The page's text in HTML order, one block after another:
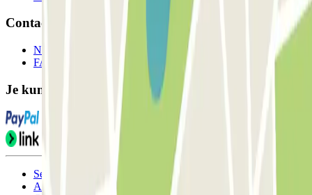
Contact
Neem contact met ons op
FAQ
Je kunt deze betaalmethoden gebruiken:
Servicevoorwaarden
Annuleringsvoorwaarden